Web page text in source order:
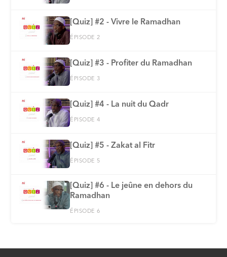
[Quiz] #2 - Vivre le Ramadhan
ÉPISODE 2
[Quiz] #3 - Profiter du Ramadhan
ÉPISODE 3
[Quiz] #4 - La nuit du Qadr
ÉPISODE 4
[Quiz] #5 - Zakat al Fitr
ÉPISODE 5
[Quiz] #6 - Le jeûne en dehors du
Ramadhan
ÉPISODE 6